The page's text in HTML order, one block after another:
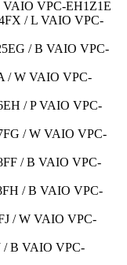
VPC-EH1Z1E
/ L VAIO VPC-
/ B VAIO VPC-
/ W VAIO VPC-
/ P VAIO VPC-
/ W VAIO VPC-
/ B VAIO VPC-
/ B VAIO VPC-
/ W VAIO VPC-
/ B VAIO VPC-